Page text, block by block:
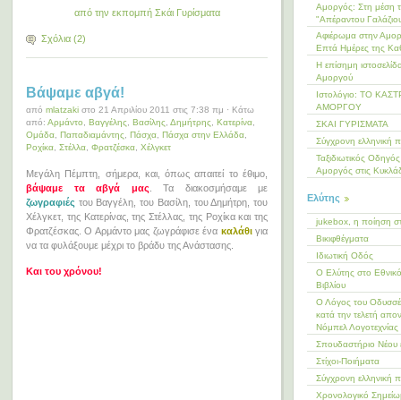
από την εκπομπή Σκάι Γυρίσματα
Σχόλια (2)
Βάψαμε αβγά!
από mlatzaki στο 21 Απριλίου 2011 στις 7:38 πμ · Κάτω
από: Αρμάντο, Βαγγέλης, Βασίλης, Δημήτρης, Κατερίνα,
Ομάδα, Παπαδιαμάντης, Πάσχα, Πάσχα στην Ελλάδα,
Ροχίκα, Στέλλα, Φρατζέσκα, Χέλγκετ
Μεγάλη Πέμπτη, σήμερα, και, όπως απαιτεί το έθιμο,
βάψαμε τα αβγά μας . Τα διακοσμήσαμε με
ζωγραφιές του Βαγγέλη, του Βασίλη, του Δημήτρη, του
Χέλγκετ, της Κατερίνας, της Στέλλας, της Ροχίκα και της
Φρατζέσκας. Ο Αρμάντο μας ζωγράφισε ένα καλάθιγια
να τα φυλάξουμε μέχρι το βράδυ της Ανάστασης.
Και του χρόνου!
Αμοργός: Στη μέση
"Απέραντου
Αφιέρωμα στην
Επτά Ημέρες της
Η επίσημη
Αμοργού
Ιστολόγιο: ΤΟ
ΑΜΟΡΓΟΥ
ΣΚΑΙ ΓΥΡΙΣΜΑΤΑ
Σύγχρονη ελληνική
Ταξιδιωτικός
Αμοργός στις
Ελύτης
jukebox, η ποίηση
Βικιφθέγματα
Ιδιωτική Οδός
Ο Ελύτης στο
Βιβλίου
Ο Λόγος του
κατά την τελετή
Νόμπελ Λογοτεχνίας
Σπουδαστήριο Νέου
Στίχοι-Ποιήματα
Σύγχρονη ελληνική
Χρονολογικό